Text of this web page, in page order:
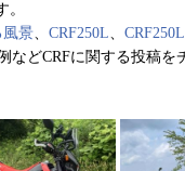
。
風景、 CRF250L、
などCRFに関する投稿を